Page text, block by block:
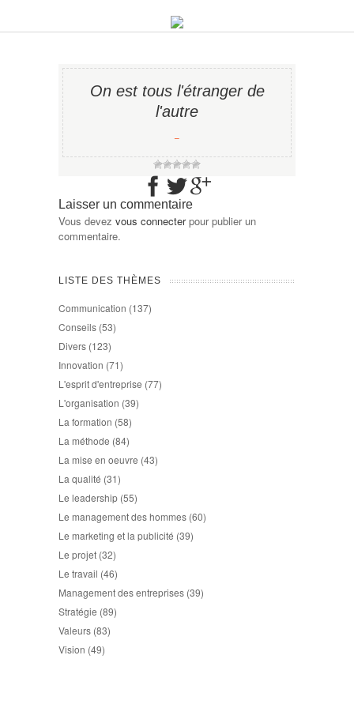
On est tous l'étranger de
l'autre
−
Laisser un commentaire
Vous devez vous connecterpour publier un
commentaire.
LISTE DES THÈMES
Communication (137)
Conseils (53)
Divers (123)
Innovation (71)
L'esprit d'entreprise (77)
L'organisation (39)
La formation (58)
La méthode (84)
La mise en oeuvre (43)
La qualité (31)
Le leadership (55)
Le management des hommes (60)
Le marketing et la publicité (39)
Le projet (32)
Le travail (46)
Management des entreprises (39)
Stratégie (89)
Valeurs (83)
Vision (49)